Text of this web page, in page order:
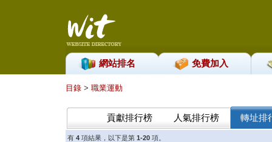
網站排名 免費加入
目錄 > 職業運動
貢獻排行榜 人氣排行榜 轉址排
有 4 項結果，以下是第 1-20項。